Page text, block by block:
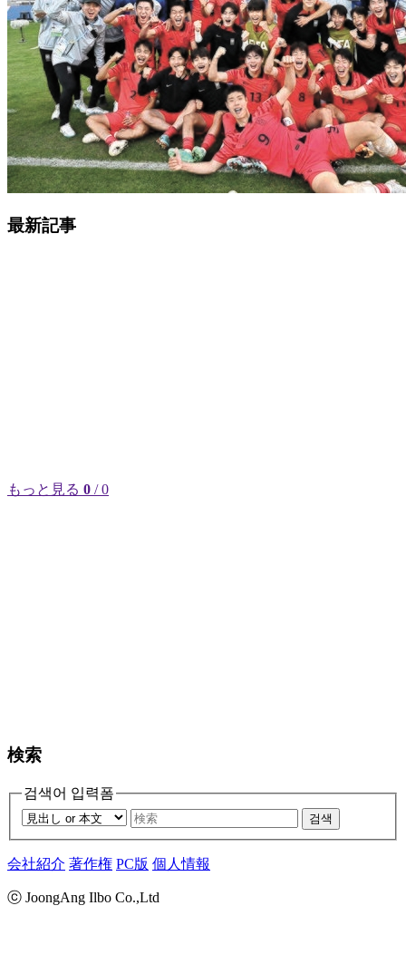
最新記事
もっと見る 0 / 0
検索
검색어 입력폼
검색
会社紹介 著作権 PC版 個人情報
ⓒ JoongAng Ilbo Co.,Ltd